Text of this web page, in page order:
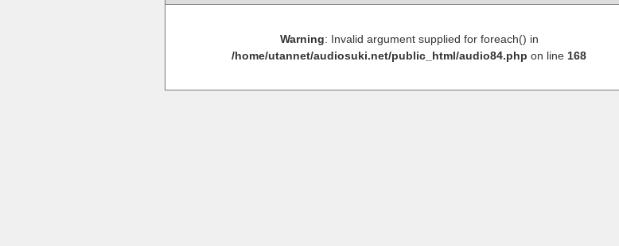
Warning: Invalid argument supplied for foreach() in
/home/utannet/audiosuki.net/public_html/audio84.php on line 168